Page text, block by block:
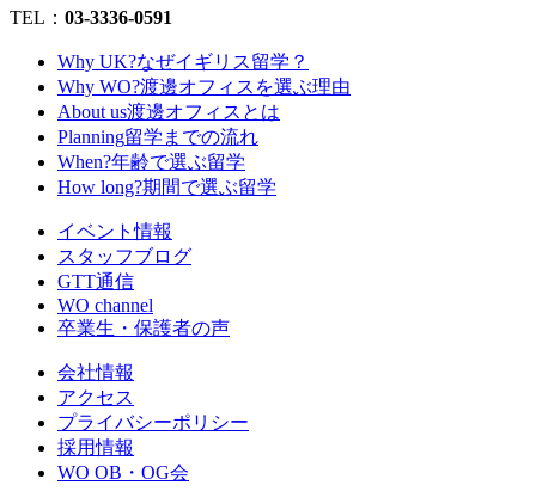
TEL： 03-3336-0591
Why UK?なぜイギリス留学？
Why WO?渡邊オフィスを選ぶ理由
About us渡邊オフィスとは
Planning留学までの流れ
When?年齢で選ぶ留学
How long?期間で選ぶ留学
イベント情報
スタッフブログ
GTT通信
WO channel
卒業生・保護者の声
会社情報
アクセス
プライバシーポリシー
採用情報
WO OB・OG会